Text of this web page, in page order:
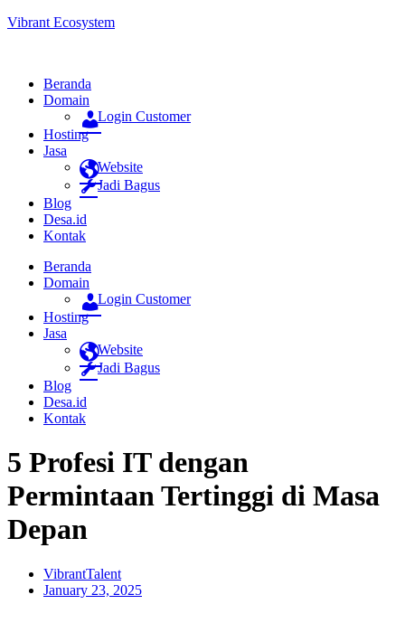
Vibrant Ecosystem
Beranda
Domain
Login Customer
Hosting
Jasa
Website
Jadi Bagus
Blog
Desa.id
Kontak
Beranda
Domain
Login Customer
Hosting
Jasa
Website
Jadi Bagus
Blog
Desa.id
Kontak
5 Profesi IT dengan
Permintaan Tertinggi di Masa
Depan
VibrantTalent
January 23, 2025